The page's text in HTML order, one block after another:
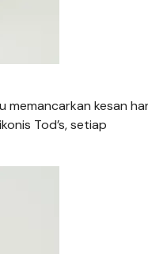
memancarkan kesan
Tod’s, setiap